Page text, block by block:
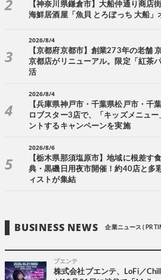
【神奈川県鎌倉市】大船仲通り商店
海鮮居酒屋「魚貝 とろぼっち 大船」
2026/8/4
【京都府京都市】創業273年の老舗
京都店がリニューアル。限定「紅茶
活
2026/8/4
【兵庫県神戸市・千葉県松戸市・千
ロブスター3店で、「キッズメニュ
ントするキャンペーンを実施
2026/8/6
【栃木県那須塩原市】地域に根差す
典・黒磯日用夜市開催！約40店と多
ィストが集結
BUSINESS NEWS 企業ニュース ( PR
プエンテ
株式会社プエンテ、LoFi／